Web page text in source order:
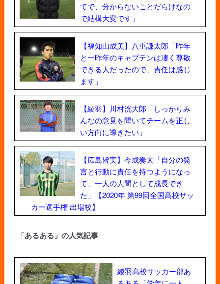
てで、分からないことだらけなの
で結構大変です」
【福知山成美】八重謙太郎「昨年
と一昨年のキャプテンは凄く尊敬
できる人だったので、責任は感じ
ます」
【綾羽】川村洸大郎「しっかりみ
んなの意見を聞いてチームを正し
い方向に導きたい」
【広島皆実】今成奏太「自分の発
言と行動に責任を持つようになっ
て、一人の人間として成長でき
た」【2020年 第99回全国高校サッ
カー選手権 出場校】
「あるある」の人気記事
綾羽高校サッカー部あ